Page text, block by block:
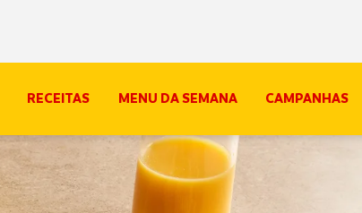
RECEITAS MENU DA SEMANA CAMPANHAS